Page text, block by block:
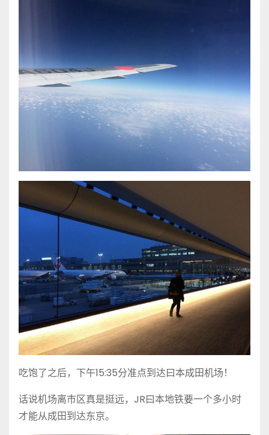
吃饱了之后，下午15:35分准点到达曰本成田机场！
话说机场离市区真是挺远，JR曰本地铁要一个多小时
才能从成田到达东京。